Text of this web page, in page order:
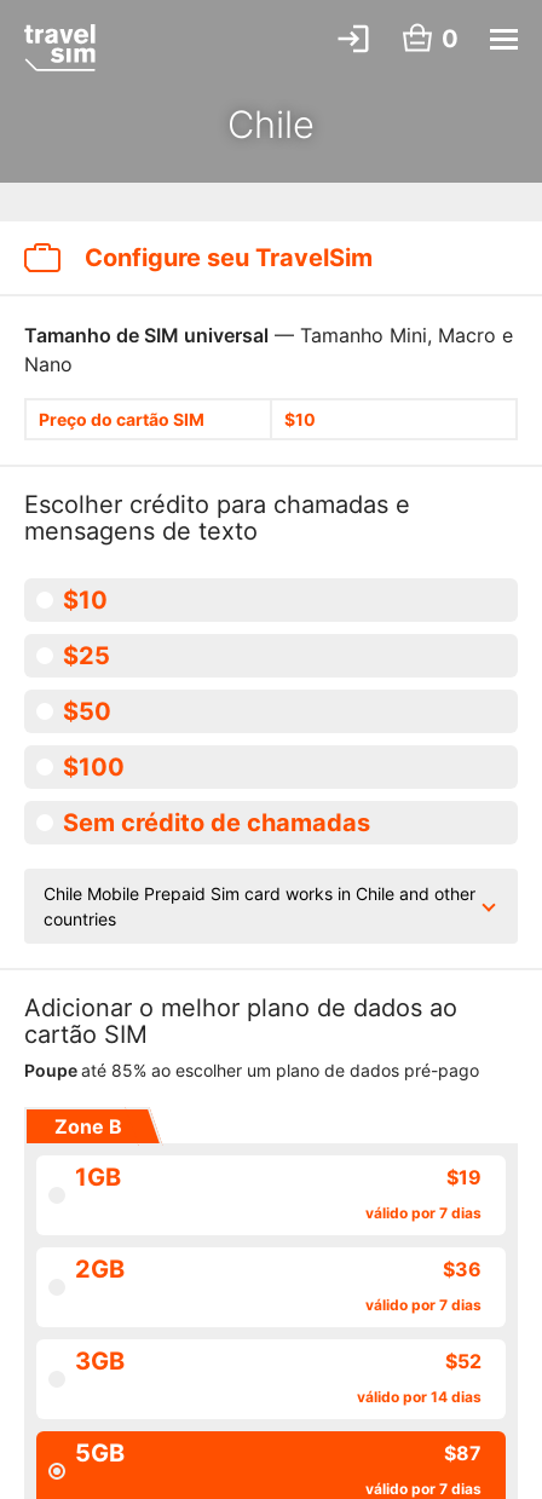
0
Chile
Configure seu TravelSim
Tamanho de SIM universal — Tamanho Mini, Macro e
Nano
Preço do cartão SIM $10
Escolher crédito para chamadas e
mensagens de texto
$10
$25
$50
$100
Sem crédito de chamadas
Chile Mobile Prepaid Sim card works in Chile and other
countries
Adicionar o melhor plano de dados ao
cartão SIM
Poupeaté 85% ao escolher um plano de dados pré-pago
Zone B
$19
1GB
válido por 7 dias
$36
2GB
válido por 7 dias
$52
3GB
válido por 14 dias
$87
5GB
válido por 7 dias